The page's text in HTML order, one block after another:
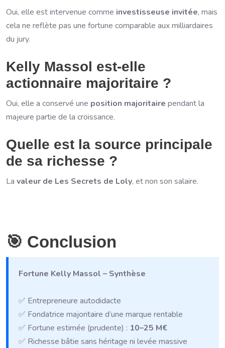
Oui, elle est intervenue comme investisseuse invitée, mais
cela ne reflète pas une fortune comparable aux milliardaires
du jury.
Kelly Massol est-elle
actionnaire majoritaire ?
Oui, elle a conservé une position majoritaire pendant la
majeure partie de la croissance.
Quelle est la source principale
de sa richesse ?
La valeur de Les Secrets de Loly, et non son salaire.
🎯 Conclusion
Fortune Kelly Massol – Synthèse
✅ Entrepreneure autodidacte
✅ Fondatrice majoritaire d’une marque rentable
✅ Fortune estimée (prudente) : 10–25 M€
✅ Richesse bâtie sans héritage ni levée massive